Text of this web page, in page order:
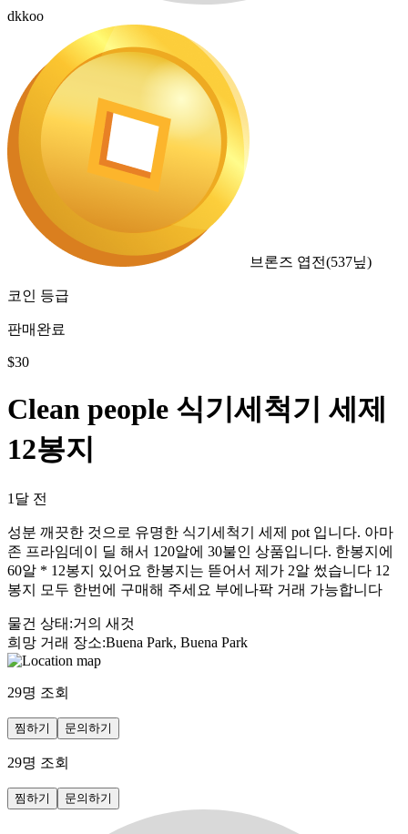
dkkoo
브론즈 엽전(537닢)
코인 등급
판매완료
$30
Clean people 식기세척기 세제
12봉지
1달 전
성분 깨끗한 것으로 유명한 식기세척기 세제 pot 입니다. 아마
존 프라임데이 딜 해서 120알에 30불인 상품입니다. 한봉지에
60알 * 12봉지 있어요 한봉지는 뜯어서 제가 2알 썼습니다 12
봉지 모두 한번에 구매해 주세요 부에나팍 거래 가능합니다
물건 상태 :거의 새것
희망 거래 장소:Buena Park, Buena Park
29명 조회
찜하기 문의하기
29명 조회
찜하기 문의하기